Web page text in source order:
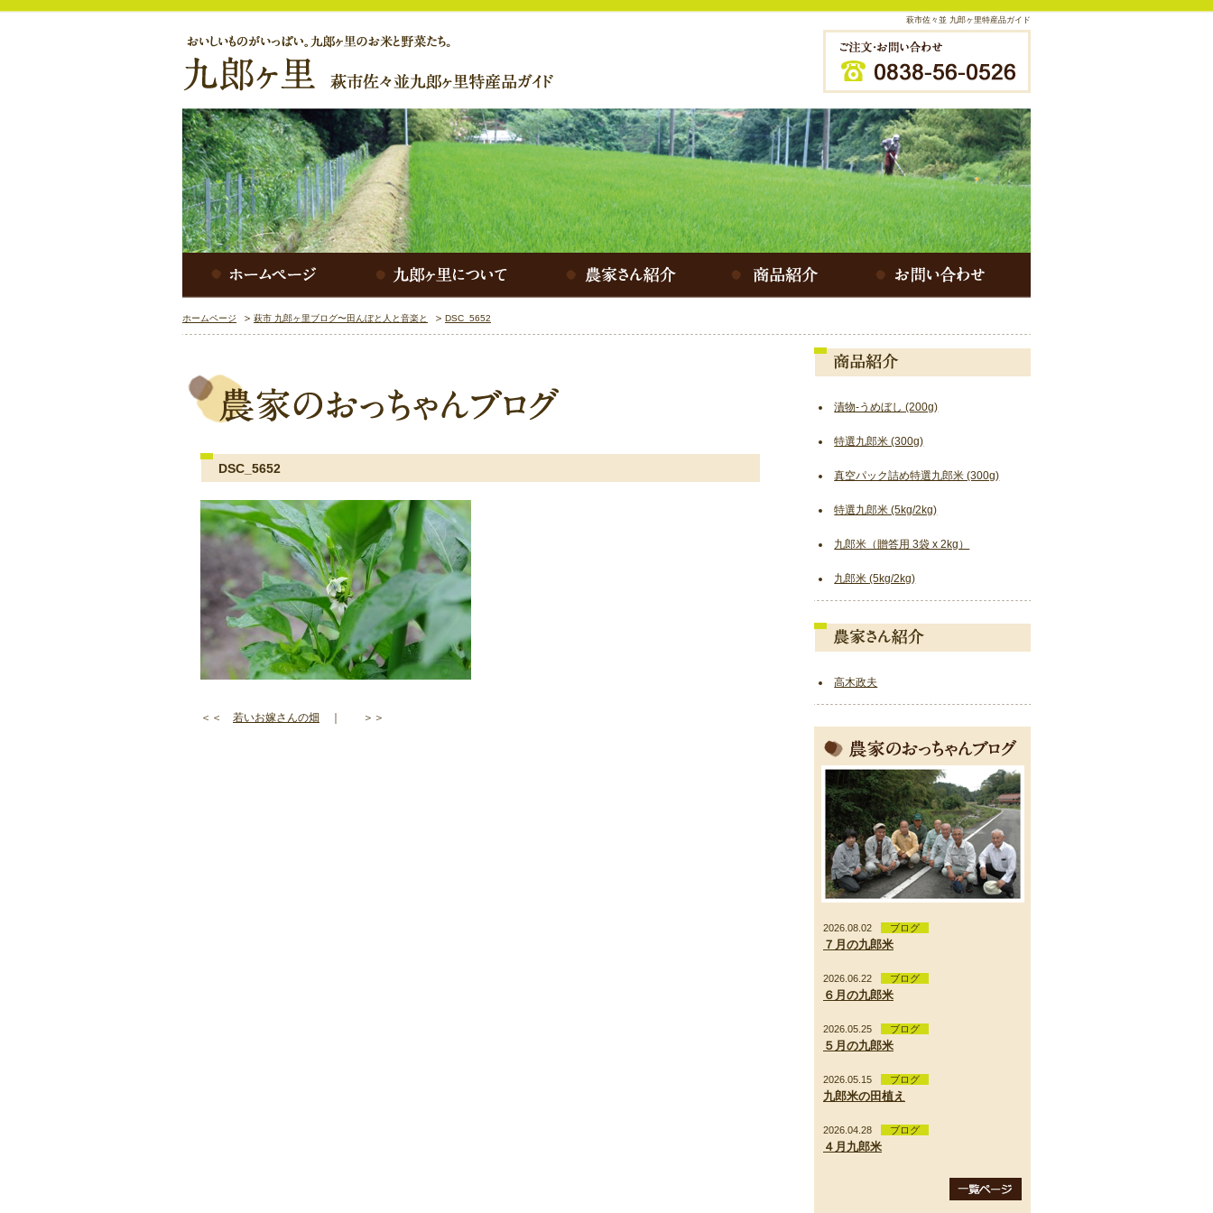
萩市佐々並 九郎ヶ里特産品ガイド
ホームページ 萩市 九郎ヶ里ブログ〜田んぼと人と音楽と DSC_5652
DSC_5652
＜＜ 若いお嫁さんの畑 ｜ ＞＞
漬物-うめぼし (200g)
特選九郎米 (300g)
真空パック詰め特選九郎米 (300g)
特選九郎米 (5kg/2kg)
九郎米（贈答用 3袋 x 2kg）
九郎米 (5kg/2kg)
高木政夫
2026.08.02 ブログ
７月の九郎米
2026.06.22 ブログ
６月の九郎米
2026.05.25 ブログ
５月の九郎米
2026.05.15 ブログ
九郎米の田植え
2026.04.28 ブログ
４月九郎米